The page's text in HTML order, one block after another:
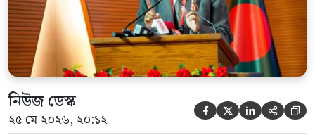
[…]
নিউজ ডেস্ক
২৫ মে ২০২৬, ২০:১২     